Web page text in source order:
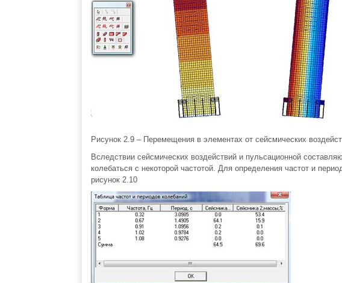
Рисунок 2.9 – Перемещения в элементах от сейсмических
Вследствии сейсмических воздействий и пульсационной
колебаться с некоторой частотой. Для определения частот и
рисунок 2.10